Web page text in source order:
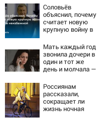
Соловьёв
объяснил, почему
считает новую
крупную войну в
неизбежной
Мать каждый год
звонила дочери в
один и тот же
день и молчала —
раскрылась
слишком поздно:
история одной
семьи
Россиянам
рассказали,
сокращает ли
жизнь ночная